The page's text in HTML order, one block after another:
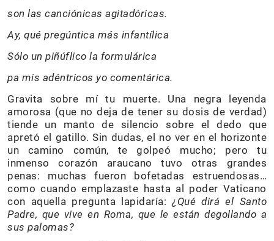
son las canciónicas agitadóricas.
Ay, qué pregúntica más infantílica
Sólo un piñúflico la formulárica
pa mis adéntricos yo comentárica.
Gravita sobre mí tu muerte. Una negra leyenda
amorosa (que no deja de tener su dosis de verdad)
tiende un manto de silencio sobre el dedo que
apretó el gatillo. Sin dudas, el no ver en el horizonte
un camino común, te golpeó mucho; pero tu
inmenso corazón araucano tuvo otras grandes
penas: muchas fueron bofetadas estruendosas…
como cuando emplazaste hasta al poder Vaticano
con aquella pregunta lapidaría:¿Qué dirá el Santo
Padre, que vive en Roma, que le están degollando a
sus palomas?